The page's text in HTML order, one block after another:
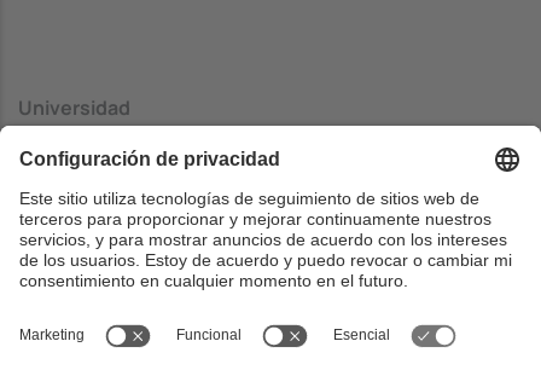
Universidad
Escuela de Ingeniería y Arquitectura (Campus Zaragoza)
- Escuela Universitaria Politécnica (Campus Teruel)
España